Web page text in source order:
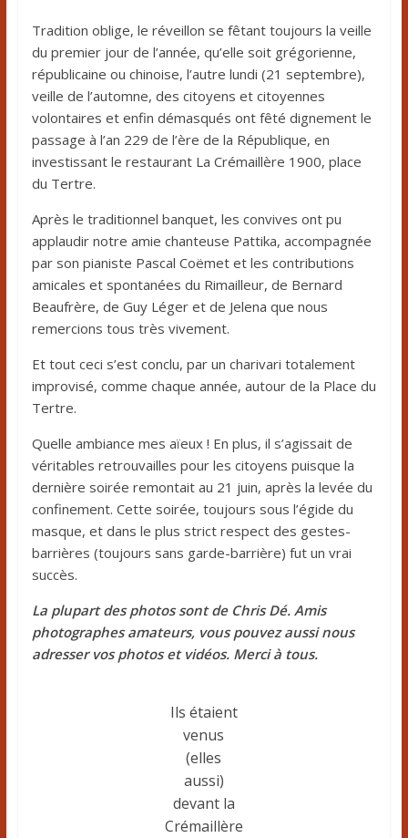
Tradition oblige, le réveillon se fêtant toujours la veille
du premier jour de l’année, qu’elle soit grégorienne,
républicaine ou chinoise, l’autre lundi (21 septembre),
veille de l’automne, des citoyens et citoyennes
volontaires et enfin démasqués ont fêté dignement le
passage à l’an 229 de l’ère de la République, en
investissant le restaurant La Crémaillère 1900, place
du Tertre.
Après le traditionnel banquet, les convives ont pu
applaudir notre amie chanteuse Pattika, accompagnée
par son pianiste Pascal Coëmet et les contributions
amicales et spontanées du Rimailleur, de Bernard
Beaufrère, de Guy Léger et de Jelena que nous
remercions tous très vivement.
Et tout ceci s’est conclu, par un charivari totalement
improvisé, comme chaque année, autour de la Place du
Tertre.
Quelle ambiance mes aïeux ! En plus, il s’agissait de
véritables retrouvailles pour les citoyens puisque la
dernière soirée remontait au 21 juin, après la levée du
confinement. Cette soirée, toujours sous l’égide du
masque, et dans le plus strict respect des gestes-
barrières (toujours sans garde-barrière) fut un vrai
succès.
La plupart des photos sont de Chris Dé. Amis
photographes amateurs, vous pouvez aussi nous
adresser vos photos et vidéos. Merci à tous.
Ils étaient
venus
(elles
aussi)
devant la
Crémaillère